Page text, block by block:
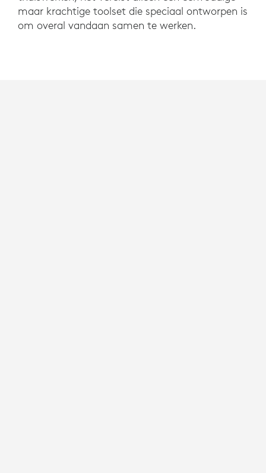
maar krachtige toolset die speciaal ontworpen is
om overal vandaan samen te werken.